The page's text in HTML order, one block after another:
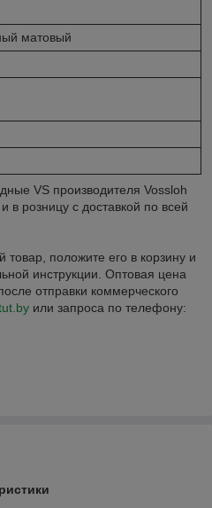
матовый
VS производителя Vossloh
розницу с доставкой по всей
товар, положите его в корзину и
инструкции. Оптовая цена
отправки коммерческого
или запроса по телефону: